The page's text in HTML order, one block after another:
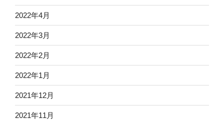
2022年4月
2022年3月
2022年2月
2022年1月
2021年12月
2021年11月